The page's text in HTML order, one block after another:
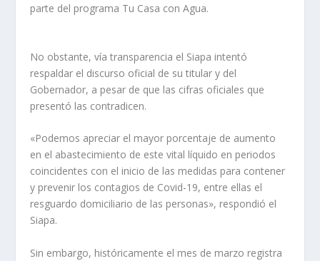
parte del programa Tu Casa con Agua.
No obstante, vía transparencia el Siapa intentó
respaldar el discurso oficial de su titular y del
Gobernador, a pesar de que las cifras oficiales que
presentó las contradicen.
«Podemos apreciar el mayor porcentaje de aumento
en el abastecimiento de este vital líquido en periodos
coincidentes con el inicio de las medidas para contener
y prevenir los contagios de Covid-19, entre ellas el
resguardo domiciliario de las personas», respondió el
Siapa.
Sin embargo, históricamente el mes de marzo registra